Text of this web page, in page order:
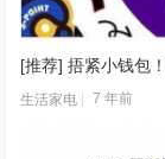
[推荐] 捂紧小钱包
生活家电 7 年前